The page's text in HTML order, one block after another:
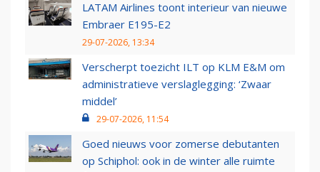
LATAM Airlines toont interieur van nieuwe
Embraer E195-E2
29-07-2026, 13:34
Verscherpt toezicht ILT op KLM E&M om
administratieve verslaglegging: ‘Zwaar
middel’
29-07-2026, 11:54
Goed nieuws voor zomerse debutanten
op Schiphol: ook in de winter alle ruimte